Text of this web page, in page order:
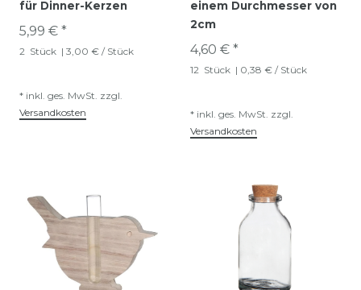
für Dinner-Kerzen
5,99 € *
2 Stück | 3,00 € / Stück
* inkl. ges. MwSt. zzgl.
Versandkosten
einem Durchmesser von
2cm
4,60 € *
12 Stück | 0,38 € / Stück
* inkl. ges. MwSt. zzgl.
Versandkosten